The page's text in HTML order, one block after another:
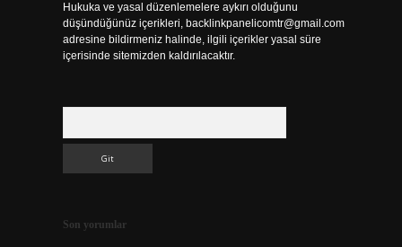
Hukuka ve yasal düzenlemelere aykırı olduğunu
düşündüğünüz içerikleri, backlinkpanelicomtr@gmail.com
adresine bildirmeniz halinde, ilgili içerikler yasal süre
içerisinde sitemizden kaldırılacaktır.
Son yorumlar